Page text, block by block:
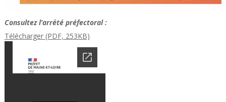
Consultez l’arrêté préfectoral :
Télécharger (PDF, 253KB)